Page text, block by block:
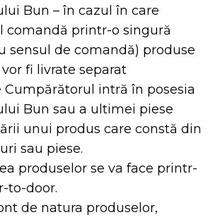
Bun – în cazul în care
comandă printr-o singură
sensul de comandă) produse
fi livrate separat
intră în posesia
Bun sau a ultimei piese
unui produs care constă din
sau piese.
produselor se va face printr-
to-door.
de natura produselor,